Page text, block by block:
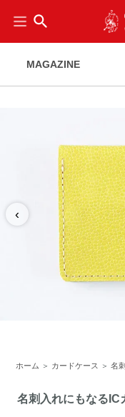
search
MAGAZINE
‹
ホーム ＞ カードケース ＞名
名刺入れにもなるIC